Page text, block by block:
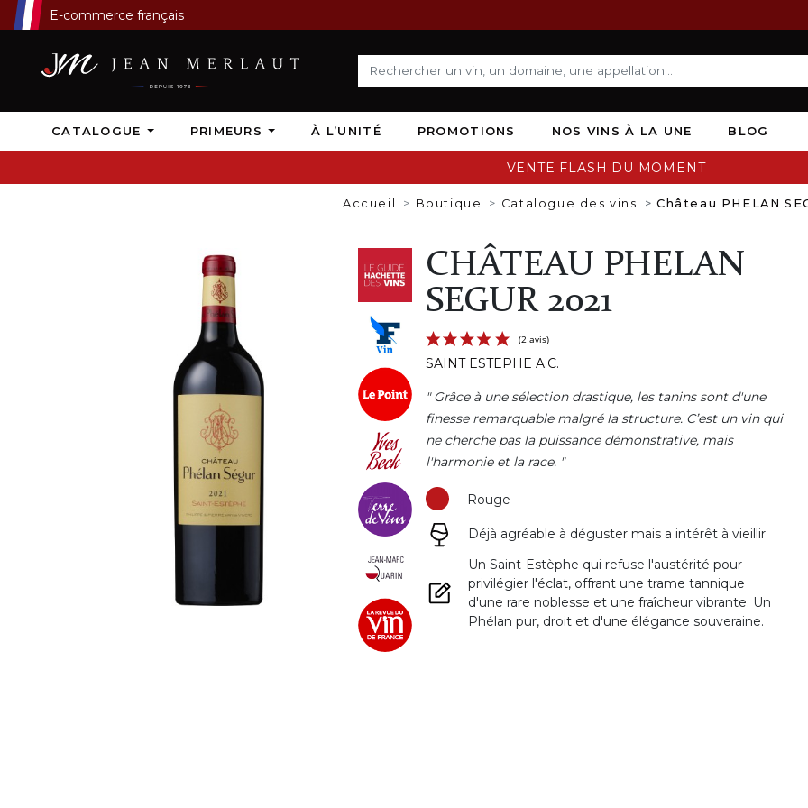
E-commerce français
CATALOGUE PRIMEURS À L’UNITÉ PROMOTIONS NOS VINS À LA UNE BLOG
VENTE FLASH DU MOMENT
Accueil Boutique Catalogue des vins Château PHELAN
CHÂTEAU PHELAN
SEGUR 2021
(2 avis)
SAINT ESTEPHE A.C.
" Grâce à une sélection drastique, les tanins sont d'une
finesse remarquable malgré la structure. C’est un vin qui
ne cherche pas la puissance démonstrative, mais
l'harmonie et la race. "
Rouge
Déjà agréable à déguster mais a intérêt à vieillir
Un Saint-Estèphe qui refuse l'austérité pour
privilégier l'éclat, offrant une trame tannique
d'une rare noblesse et une fraîcheur vibrante. Un
Phélan pur, droit et d'une élégance souveraine.